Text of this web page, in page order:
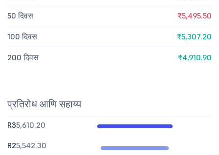
50 दिवस ₹5,495.50
100 दिवस ₹5,307.20
200 दिवस ₹4,910.90
प्रतिरोध आणि सहाय्य
R35,610.20
R25,542.30